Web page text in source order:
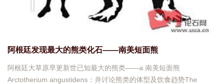
阿根廷发现最大的熊类化石——南美短面熊
阿根廷大草原早更新世已知最大的熊类——a 南美短面熊
Arctotherium angustidens：并讨论熊类的体型及饮食趋势The